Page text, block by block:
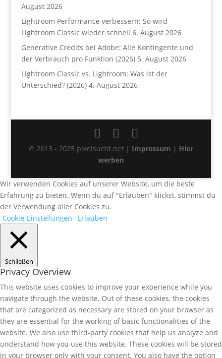
August 2026
Lightroom Performance verbessern: So wird
Lightroom Classic wieder schnell 6. August 2026
Generative Credits bei Adobe: Alle Kontingente und
der Verbrauch pro Funktion (2026) 5. August 2026
Lightroom Classic vs. Lightroom: Was ist der
Unterschied? (2026) 4. August 2026
© 2013 - 2025 pixelsucht.net | Impressum | Hier
werben
Wir verwenden Cookies auf unserer Website, um die beste
Erfahrung zu bieten. Wenn du auf "Erlauben" klickst, stimmst du
der Verwendung aller Cookies zu.
Cookie-Einstellungen
Erlauben
Schließen
Privacy Overview
This website uses cookies to improve your experience while you
navigate through the website. Out of these cookies, the cookies
that are categorized as necessary are stored on your browser as
they are essential for the working of basic functionalities of the
website. We also use third-party cookies that help us analyze and
understand how you use this website. These cookies will be stored
in your browser only with your consent. You also have the option